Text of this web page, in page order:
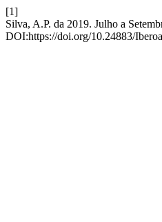
[1]
Silva, A.P. da 2019. Julho a
DOI:https://doi.org/10.24883/